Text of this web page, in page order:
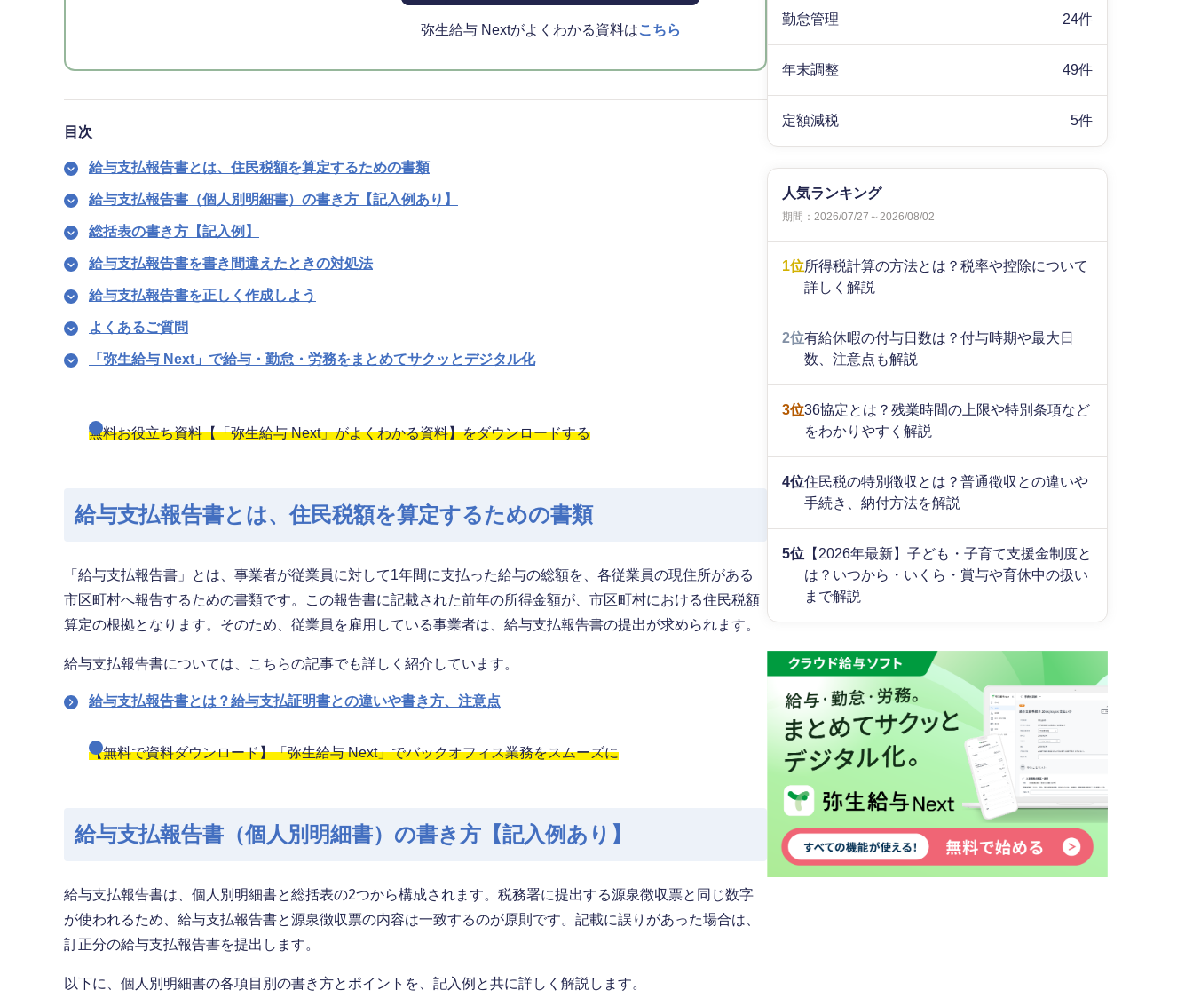
弥生給与 Nextがよくわかる資料はこちら
目次
給与支払報告書とは、住民税額を算定するための書類
給与支払報告書（個人別明細書）の書き方【記入例あり】
総括表の書き方【記入例】
給与支払報告書を書き間違えたときの対処法
給与支払報告書を正しく作成しよう
よくあるご質問
「弥生給与 Next」で給与・勤怠・労務をまとめてサクッとデジタル化
無料お役立ち資料【「弥生給与 Next」がよくわかる資料】をダウンロードする
給与支払報告書とは、住民税額を算定するための書類
「給与支払報告書」とは、事業者が従業員に対して1年間に支払った給与の総額を、各従業員の現住所がある
市区町村へ報告するための書類です。この報告書に記載された前年の所得金額が、市区町村における住民税額
算定の根拠となります。そのため、従業員を雇用している事業者は、給与支払報告書の提出が求められます。
給与支払報告書については、こちらの記事でも詳しく紹介しています。
給与支払報告書とは？給与支払証明書との違いや書き方、注意点
【無料で資料ダウンロード】「弥生給与 Next」でバックオフィス業務をスムーズに
給与支払報告書（個人別明細書）の書き方【記入例あり】
給与支払報告書は、個人別明細書と総括表の2つから構成されます。税務署に提出する源泉徴収票と同じ数字
が使われるため、給与支払報告書と源泉徴収票の内容は一致するのが原則です。記載に誤りがあった場合は、
訂正分の給与支払報告書を提出します。
以下に、個人別明細書の各項目別の書き方とポイントを、記入例と共に詳しく解説します。
勤怠管理 24件
年末調整 49件
定額減税 5件
人気ランキング
期間：2026/07/27～2026/08/02
1位所得税計算の方法とは？税率や控除について
詳しく解説
2位有給休暇の付与日数は？付与時期や最大日
数、注意点も解説
3位36協定とは？残業時間の上限や特別条項など
をわかりやすく解説
4位住民税の特別徴収とは？普通徴収との違いや
手続き、納付方法を解説
5位 【2026年最新】子ども・子育て支援金制度と
は？いつから・いくら・賞与や育休中の扱い
まで解説